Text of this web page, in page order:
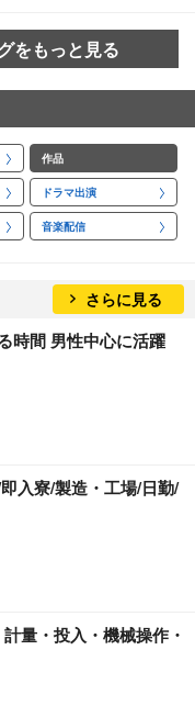
をもっと見る
作品
ドラマ出演
音楽配信
さらに見る
時間 男性中心に活躍
入寮/製造・工場/日勤/
量・投入・機械操作・